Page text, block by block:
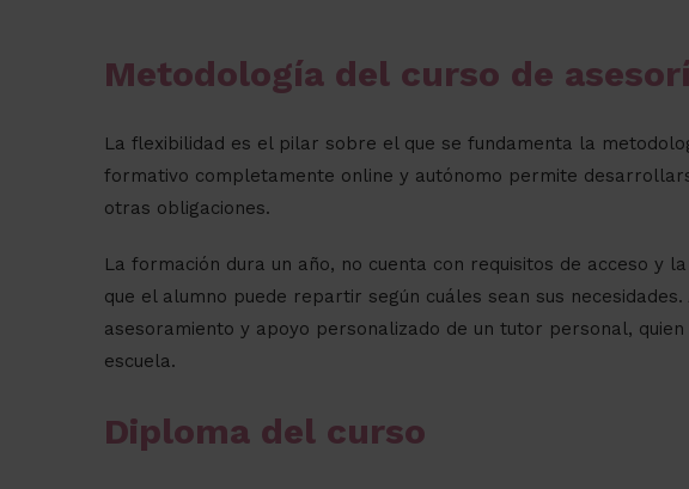
Metodología del curso de
La flexibilidad es el pilar sobre el que se fundamenta la
formativo completamente online y autónomo permite
otras obligaciones.
La formación dura un año, no cuenta con requisitos de acceso y
que el alumno puede repartir según cuáles sean sus
asesoramiento y apoyo personalizado de un tutor personal,
escuela.
Diploma del curso